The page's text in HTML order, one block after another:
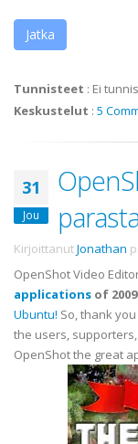
Jatka
Tunnisteet : Ei
Keskustelut : 5
31
Jou
KirjoittanutJonathan
OpenShot Video
applications of 2009
Ubuntu! So, thank
the users,
OpenShot the great